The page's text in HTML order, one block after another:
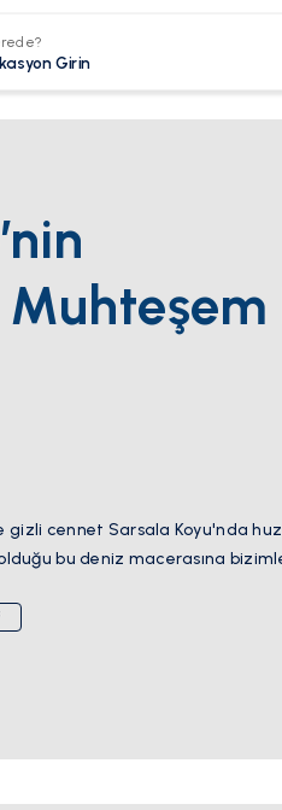
Muhteşem
gizli cennet Sarsala Koyu'nda
bu deniz macerasına bizimle